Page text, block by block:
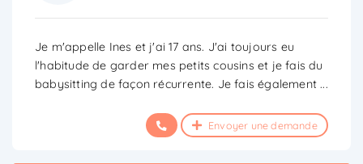
Je m'appelle Ines et j'ai 17 ans. J'ai toujours eu
l'habitude de garder mes petits cousins et je fais du
babysitting de façon récurrente. Je fais également...
Envoyer une demande